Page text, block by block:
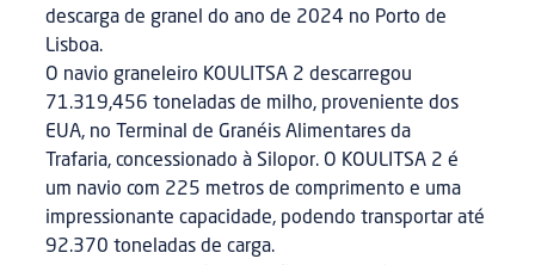
descarga de granel do ano de 2024 no Porto de
Lisboa.
O navio graneleiro KOULITSA 2 descarregou
71.319,456 toneladas de milho, proveniente dos
EUA, no Terminal de Granéis Alimentares da
Trafaria, concessionado à Silopor. O KOULITSA 2 é
um navio com 225 metros de comprimento e uma
impressionante capacidade, podendo transportar até
92.370 toneladas de carga.